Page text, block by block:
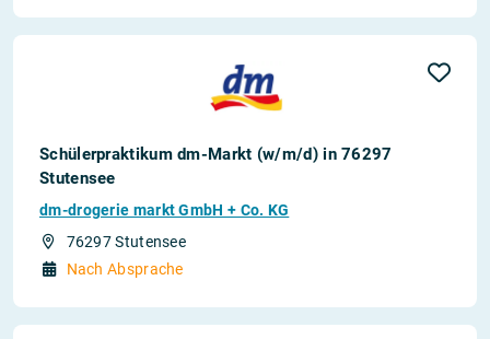
Schülerpraktikum dm-Markt (w/m/d) in 76297
Stutensee
dm-drogerie markt GmbH + Co. KG
76297 Stutensee
Nach Absprache